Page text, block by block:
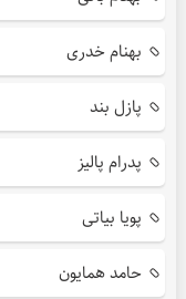
بهنام خدری
پازل بند
پدرام پالیز
پویا بیاتی
حامد همایون